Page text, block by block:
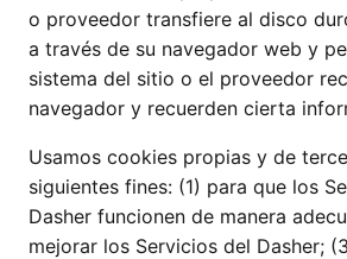
o proveedor transfiere al disco
a través de su navegador web y
sistema del sitio o el proveedor
navegador y recuerden cierta
Usamos cookies propias y de
siguientes fines: (1) para que los
Dasher funcionen de manera
mejorar los Servicios del Dasher;